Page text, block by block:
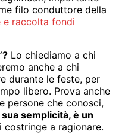
filo conduttore della
e raccolta fondi
Lo chiediamo a chi
anche a chi
durante le feste, per
libero. Prova anche
persone che conosci,
sua semplicità, è un
costringe a ragionare.